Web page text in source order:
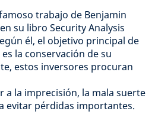
trabajo de Benjamin
su libro Security Analysis
él, el objetivo principal de
la conservación de su
estos inversores procuran
a la imprecisión, la mala suerte
evitar pérdidas importantes.